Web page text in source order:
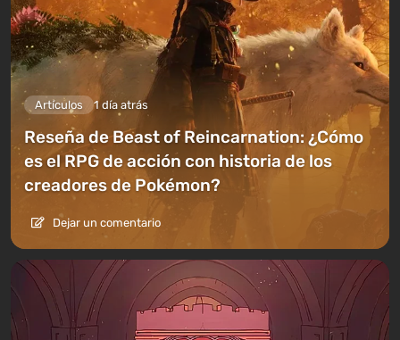
Artículos 1 día atrás
Reseña de Beast of Reincarnation: ¿Cómo
es el RPG de acción con historia de los
creadores de Pokémon?
Dejar un comentario